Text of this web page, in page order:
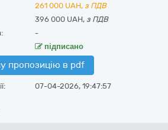
261 000 UAH, з ПДВ
396 000 UAH, з ПДВ
-
підписано
пропозицію в pdf
07-04-2026, 19:47:57